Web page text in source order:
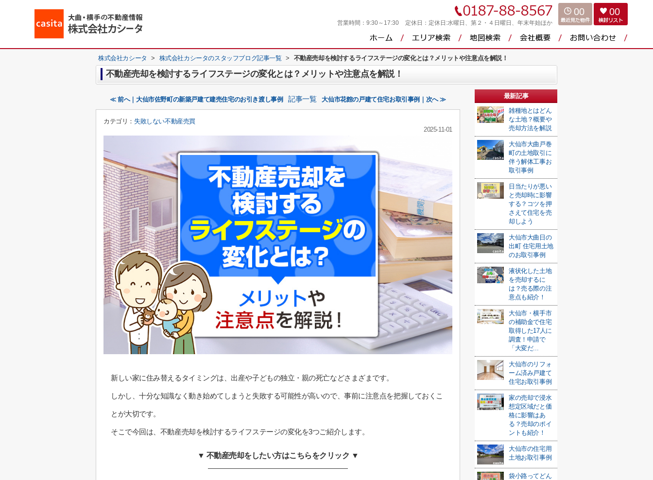
営業時間： 9:30～17:30 定休日： 定休日:水曜日、第２・４日曜日、年末年始ほか
00 00
株式会社カシータ > 株式会社カシータのスタッフブログ記事一覧 > 不動産売却を検討するライフステージの変化とは？メリットや注意点を解説！
不動産売却を検討するライフステージの変化とは？メリットや注意点を解説！
≪ 前へ｜大仙市佐野町の新築戸建て建売住宅のお引き渡し事例 記事一覧 大仙市花館の戸建て住宅お取引事例｜次へ ≫
カテゴリ： 失敗しない不動産売買
2025-11-01
新しい家に住み替えるタイミングは、出産や子どもの独立・親の死亡などさまざまです。
しかし、十分な知識なく動き始めてしまうと失敗する可能性が高いので、事前に注意点を把握しておくこ
とが大切です。
そこで今回は、不動産売却を検討するライフステージの変化を3つご紹介します。
▼ 不動産売却をしたい方はこちらをクリック ▼
最新記事
雑種地とはどん
な土地？概要や
売却方法を解説
大仙市大曲戸巻
町の土地取引に
伴う解体工事お
取引事例
日当たりが悪い
と売却時に影響
する？コツを押
さえて住宅を売
却しよう
大仙市大曲日の
出町 住宅用土地
のお取引事例
液状化した土地
を売却するに
は？売る際の注
意点も紹介！
大仙市・横手市
の補助金で住宅
取得した17人に
調査！申請で
「大変だ...
大仙市のリフォ
ーム済み戸建て
住宅お取引事例
家の売却で浸水
想定区域だと価
格に影響はあ
る？売却のポイ
ントも紹介！
大仙市の住宅用
土地お取引事例
袋小路ってどん